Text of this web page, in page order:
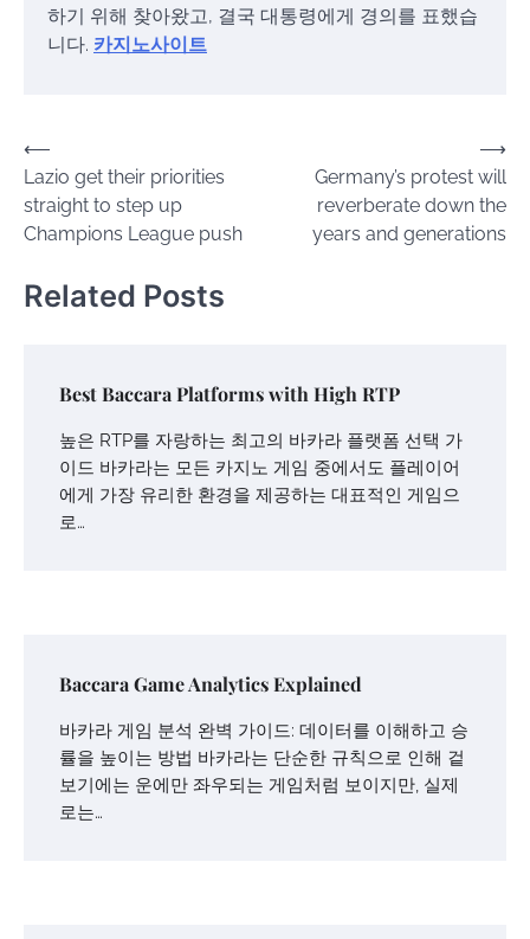
하기 위해 찾아왔고, 결국 대통령에게 경의를 표했습
니다. 카지노사이트
Post
navigation
⟵
Lazio get their priorities
straight to step up
Champions League push
Germany’s protest will
reverberate down the
years and generations
⟶
Related Posts
Best Baccara Platforms with High RTP
높은 RTP를 자랑하는 최고의 바카라 플랫폼 선택 가
이드 바카라는 모든 카지노 게임 중에서도 플레이어
에게 가장 유리한 환경을 제공하는 대표적인 게임으
로…
Baccara Game Analytics Explained
바카라 게임 분석 완벽 가이드: 데이터를 이해하고 승
률을 높이는 방법 바카라는 단순한 규칙으로 인해 겉
보기에는 운에만 좌우되는 게임처럼 보이지만, 실제
로는…